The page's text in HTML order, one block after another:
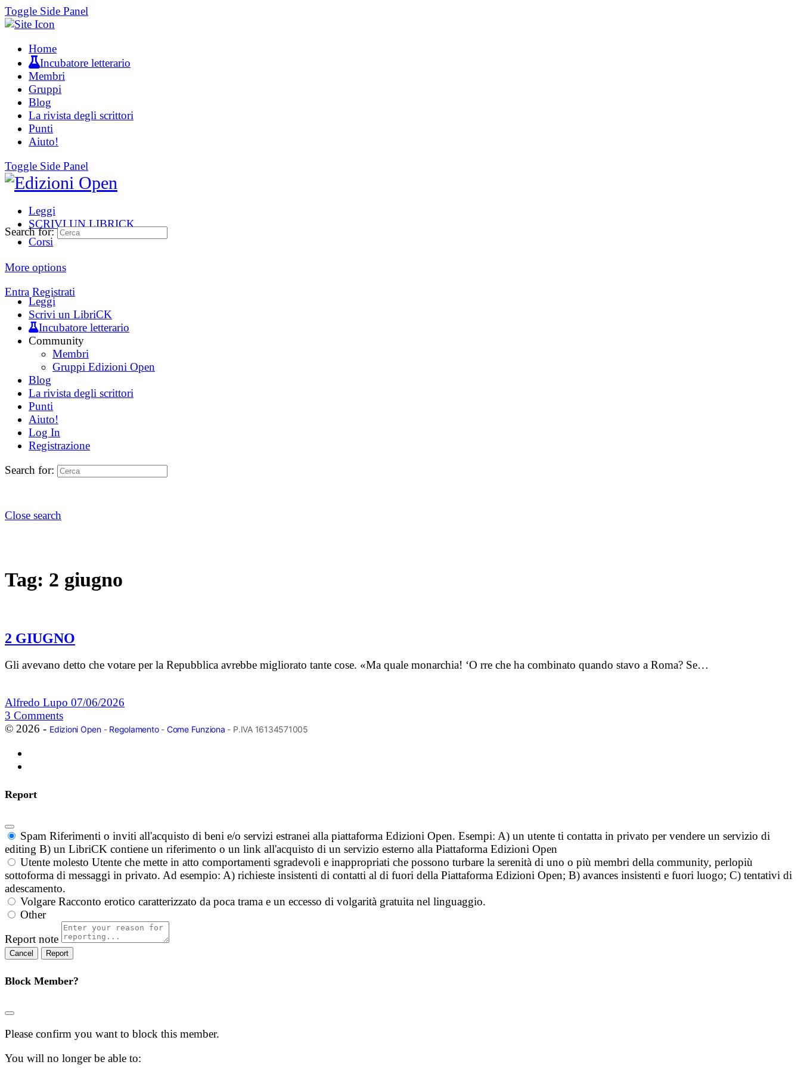
Toggle Side Panel
Home
Incubatore letterario
Membri
Gruppi
Blog
La rivista degli scrittori
Punti
Aiuto!
Toggle Side Panel
Leggi
SCRIVI UN LIBRICK
Corsi
More options
Entra Registrati
Search for:
Leggi
Scrivi un LibriCK
Incubatore letterario
Community
Membri
Gruppi Edizioni Open
Blog
La rivista degli scrittori
Punti
Aiuto!
Log In
Registrazione
Search for:
Close search
Tag: 2 giugno
2 GIUGNO
Gli avevano detto che votare per la Repubblica avrebbe migliorato tante cose. «Ma quale monarchia! ‘O rre che ha combinato quando stavo a Roma? Se…
Alfredo Lupo 07/06/2026
3 Comments
© 2026 - Edizioni Open- Regolamento- Come Funziona - P.IVA 16134571005
Report
Spam Riferimenti o inviti all'acquisto di beni e/o servizi estranei alla piattaforma Edizioni Open. Esempi: A) un utente ti contatta in privato per vendere un servizio di
editing B) un LibriCK contiene un riferimento o un link all'acquisto di un servizio esterno alla Piattaforma Edizioni Open
Utente molesto Utente che mette in atto comportamenti sgradevoli e inappropriati che possono turbare la serenità di uno o più membri della community, perlopiù
sottoforma di messaggi in privato. Ad esempio: A) richieste insistenti di contatti al di fuori della Piattaforma Edizioni Open; B) avances insistenti e fuori luogo; C) tentativi di
adescamento.
Volgare Racconto erotico caratterizzato da poca trama e un eccesso di volgarità gratuita nel linguaggio.
Other
Report note
Report
Block Member?
Please confirm you want to block this member.
You will no longer be able to: